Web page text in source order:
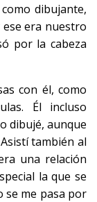
dibujante,
era nuestro
por la cabeza
con él, como
Él incluso
dibujé, aunque
también al
una relación
la que se
se me pasa por